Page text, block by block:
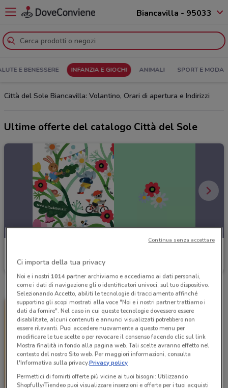
Biancavilla - 95033
E BENESSERE INFANZIA E GIOCHI ANIMALI SPORT E MODA
Città del Sole Biancavilla: Volantino, Orari di apertura e Indirizzi
Ultime offerte del catalogo Città del Sole
Scade il 31/12
Ci importa della tua privacy
Noi e i nostri 1014partner archiviamo e accediamo ai dati personali,
come i dati di navigazione gli o identificatori univoci, sul tuo dispositivo.
Selezionando Accetto, abiliti le tecnologie di tracciamento affinché
supportino gli scopi mostrati alla voce "Noi e i nostri partner trattiamo i
dati da fornire". Nel caso in cui queste tecnologie dovessero essere
disabilitate, alcuni contenuti e annunci visualizzati potrebbero non
essere rilevanti. Puoi accedere nuovamente a questo menu per
modificare le tue scelte o per revocare il consenso facendo clic sul link
Mostra finalità in fondo alla pagina web. Tali scelte avranno effetto nel
contesto del nostro Sito web. Per maggiori informazioni, consulta
l'Informativa sulla privacy.Privacy policy
Permettici di fornirti offerte più vicine ai tuoi bisogni: Utilizzando
Shopfully/Tiendeo puoi visualizzare inserzioni e offerte per i tuoi acquisti
Continua senza accettare